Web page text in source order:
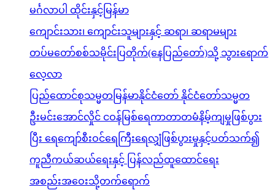
မင်္ဂလာပါ ထိုင်းနှင့်မြန်မာ
ကျောင်းသား၊ ကျောင်းသူများနှင့် ဆရာ၊ ဆရာမများ
တပ်မတော်စစ်သမိုင်းပြတိုက်(နေပြည်တော်)သို့ သွားရောက်
လေ့လာ
ပြည်ထောင်စုသမ္မတမြန်မာနိုင်ငံတော် နိုင်ငံတော်သမ္မတ
ဦးမင်းအောင်လှိုင် ငဝန်မြစ်ရေကာတာတမံနိမ့်ကျမှုဖြစ်ပွား
ပြီး ရေကျော်စီးဝင်ရေကြီးရေလျှံဖြစ်ပွားမှုနှင့်ပတ်သက်၍
ကူညီကယ်ဆယ်ရေးနှင့် ပြန်လည်ထူထောင်ရေး
အစည်းအဝေးသို့တက်ရောက်